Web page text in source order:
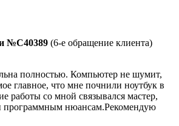
№C40389 (6-е обращение клиента)
полностью. Компьютер не шумит,
главное, что мне почнили ноутбук в
работы со мной связывался мастер,
программным нюансам.Рекомендую